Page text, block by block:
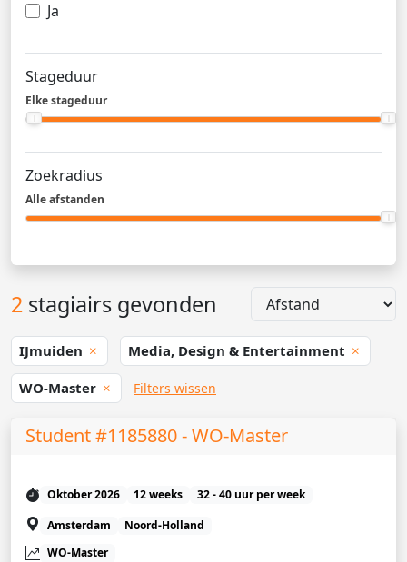
Ja
Stageduur
Elke stageduur
Zoekradius
Alle afstanden
2 stagiairs gevonden
IJmuiden Media, Design & Entertainment
WO-Master Filters wissen
Student #1185880 - WO-Master
Oktober 2026 12 weeks
32 - 40 uur per week
Amsterdam
Noord-Holland
WO-Master